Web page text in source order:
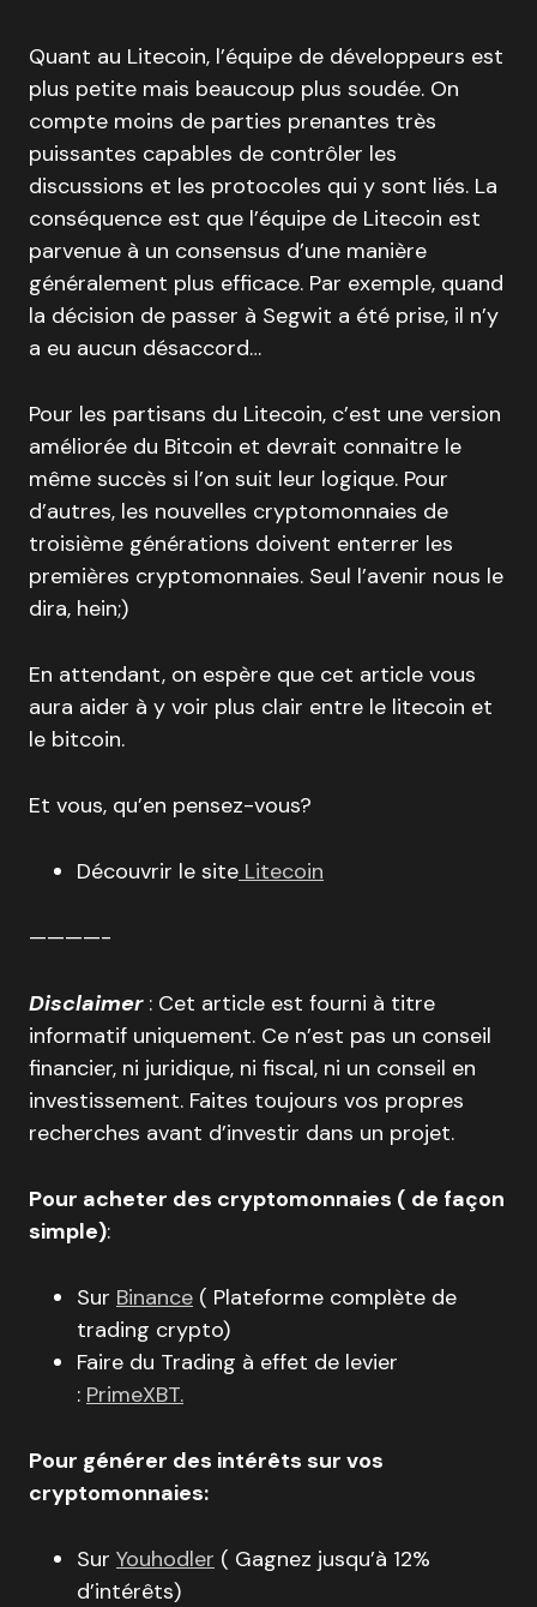
Quant au Litecoin, l’équipe de développeurs est
plus petite mais beaucoup plus soudée. On
compte moins de parties prenantes très
puissantes capables de contrôler les
discussions et les protocoles qui y sont liés. La
conséquence est que l’équipe de Litecoin est
parvenue à un consensus d’une manière
généralement plus efficace. Par exemple, quand
la décision de passer à Segwit a été prise, il n’y
a eu aucun désaccord…
Pour les partisans du Litecoin, c’est une version
améliorée du Bitcoin et devrait connaitre le
même succès si l’on suit leur logique. Pour
d’autres, les nouvelles cryptomonnaies de
troisième générations doivent enterrer les
premières cryptomonnaies. Seul l’avenir nous le
dira, hein;)
En attendant, on espère que cet article vous
aura aider à y voir plus clair entre le litecoin et
le bitcoin.
Et vous, qu’en pensez-vous?
Découvrir le site Litecoin
————-
Disclaimer : Cet article est fourni à titre
informatif uniquement. Ce n’est pas un conseil
financier, ni juridique, ni fiscal, ni un conseil en
investissement. Faites toujours vos propres
recherches avant d’investir dans un projet.
Pour acheter des cryptomonnaies ( de façon
simple):
Sur Binance ( Plateforme complète de
trading crypto)
Faire du Trading à effet de levier
: PrimeXBT.
Pour générer des intérêts sur vos
cryptomonnaies:
Sur Youhodler ( Gagnez jusqu’à 12%
d’intérêts)